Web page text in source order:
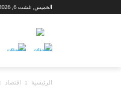
الخميس, غشت 6, 2026
الرئيسية اقتصاد